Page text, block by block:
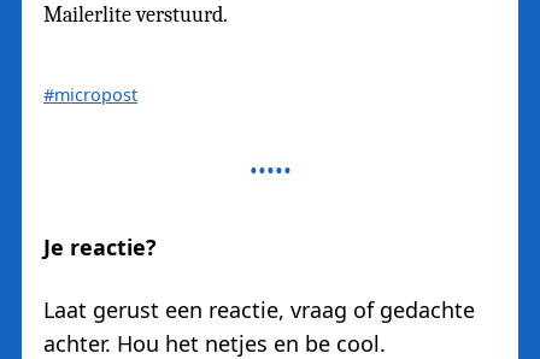
Mailerlite verstuurd.
#micropost
Je reactie?
Laat gerust een reactie, vraag of gedachte
achter. Hou het netjes en be cool.